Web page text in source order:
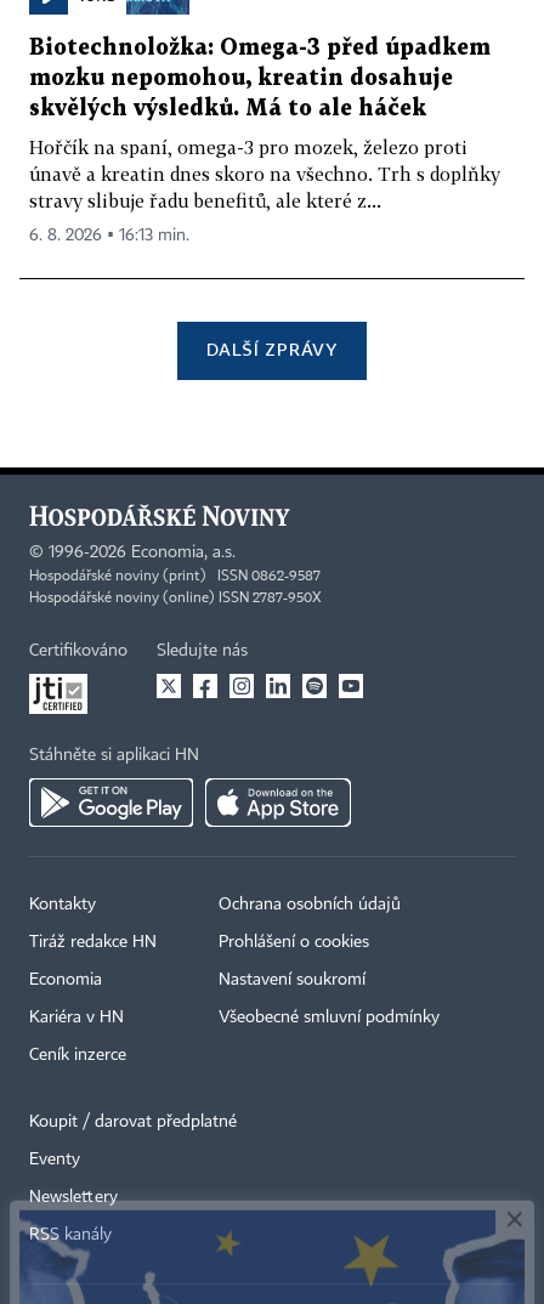
Biotechnoložka: Omega-3 před úpadkem
mozku nepomohou, kreatin dosahuje
skvělých výsledků. Má to ale háček
Hořčík na spaní, omega-3 pro mozek, železo proti
únavě a kreatin dnes skoro na všechno. Trh s doplňky
stravy slibuje řadu benefitů, ale které z...
6. 8. 2026 ▪ 16:13 min.
DALŠÍ ZPRÁVY
© 1996-2026 Economia, a.s.
Hospodářské noviny (print) ISSN 0862-9587
Hospodářské noviny (online) ISSN 2787-950X
Certifikováno Sledujte nás
Stáhněte si aplikaci HN
Kontakty
Tiráž redakce HN
Economia
Kariéra v HN
Ceník inzerce
Ochrana osobních údajů
Prohlášení o cookies
Nastavení soukromí
Všeobecné smluvní podmínky
Koupit / darovat předplatné
Eventy
Newslettery
RSS kanály